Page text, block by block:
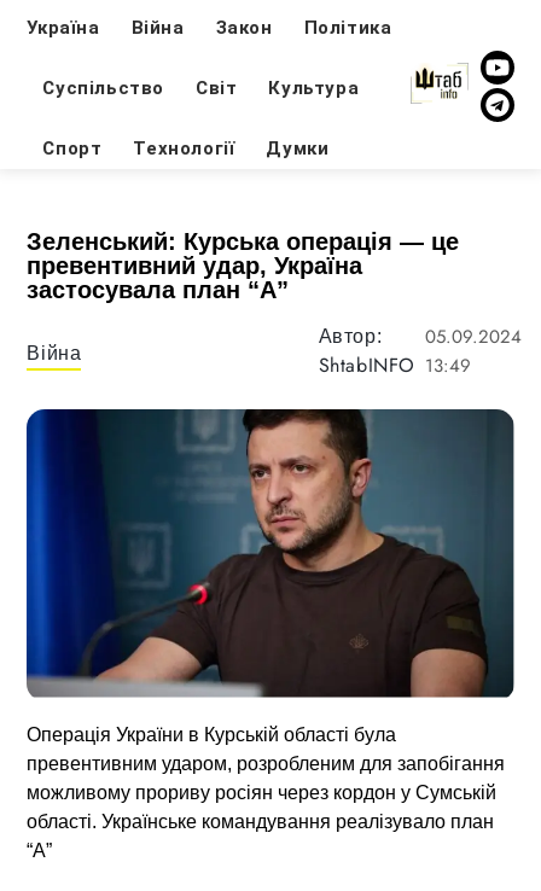
Україна Війна Закон Політика
Суспільство Світ Культура
Спорт Технології Думки
Зеленський: Курська операція — це
превентивний удар, Україна
застосувала план “А”
Війна
Автор:
ShtabINFO
05.09.2024
13:49
Операція України в Курській області була
превентивним ударом, розробленим для запобігання
можливому прориву росіян через кордон у Сумській
області. Українське командування реалізувало план
“А”